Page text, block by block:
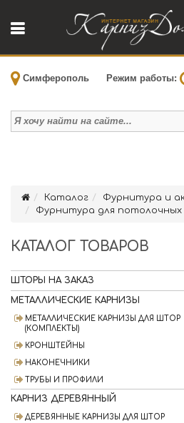
Симферополь Режим работы:
Каталог
Фурнитура и
Фурнитура для потолочных
КАТАЛОГ ТОВАРОВ
ШТОРЫ НА ЗАКАЗ
МЕТАЛЛИЧЕСКИЕ КАРНИЗЫ
МЕТАЛЛИЧЕСКИЕ КАРНИЗЫ ДЛЯ ШТОР
(КОМПЛЕКТЫ)
КРОНШТЕЙНЫ
НАКОНЕЧНИКИ
ТРУБЫ И ПРОФИЛИ
КАРНИЗ ДЕРЕВЯННЫЙ
ДЕРЕВЯННЫЕ КАРНИЗЫ ДЛЯ ШТОР